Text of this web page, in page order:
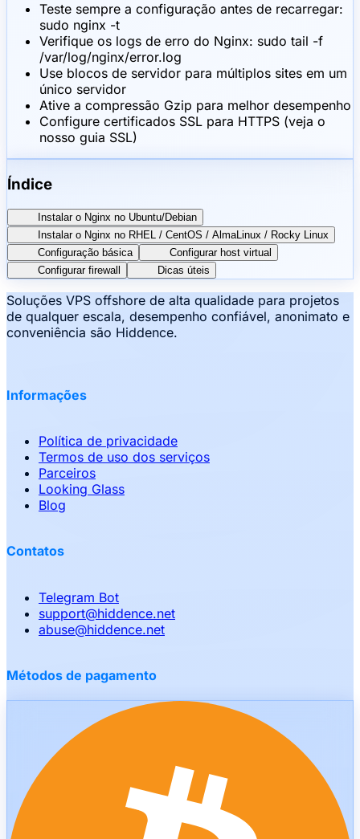
Teste sempre a configuração antes de recarregar:
sudo nginx -t
Verifique os logs de erro do Nginx: sudo tail -f
/var/log/nginx/error.log
Use blocos de servidor para múltiplos sites em um
único servidor
Ative a compressão Gzip para melhor desempenho
Configure certificados SSL para HTTPS (veja o
nosso guia SSL)
Índice
Instalar o Nginx no Ubuntu/Debian
Instalar o Nginx no RHEL / CentOS / AlmaLinux / Rocky Linux
Configuração básica
Configurar host virtual
Configurar firewall
Dicas úteis
Soluções VPS offshore de alta qualidade para projetos
de qualquer escala, desempenho confiável, anonimato e
conveniência são Hiddence.
Informações
Política de privacidade
Termos de uso dos serviços
Parceiros
Looking Glass
Blog
Contatos
Telegram Bot
support@hiddence.net
abuse@hiddence.net
Métodos de pagamento